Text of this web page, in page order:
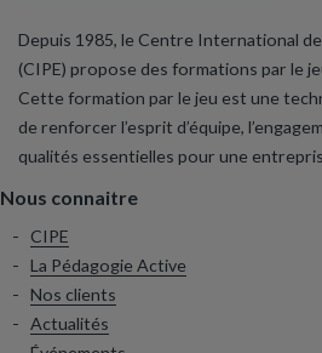
Depuis 1985, le Centre International
(CIPE) propose des formations par le
Cette formation par le jeu est une
de renforcer l’esprit d’équipe,
qualités essentielles pour une
Nous connaitre
CIPE
La Pédagogie Active
Nos clients
Actualités